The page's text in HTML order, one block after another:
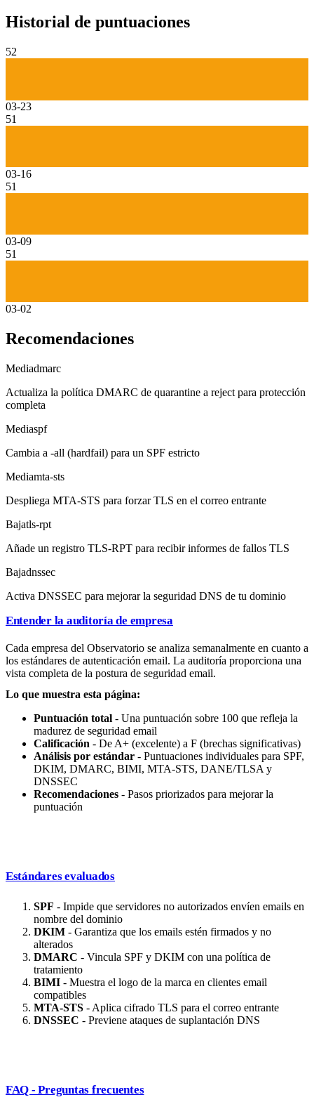
Historial de puntuaciones
52
03-23
51
03-16
51
03-09
51
03-02
Recomendaciones
Mediadmarc
Actualiza la política DMARC de quarantine a reject para protección
completa
Mediaspf
Cambia a -all (hardfail) para un SPF estricto
Mediamta-sts
Despliega MTA-STS para forzar TLS en el correo entrante
Bajatls-rpt
Añade un registro TLS-RPT para recibir informes de fallos TLS
Bajadnssec
Activa DNSSEC para mejorar la seguridad DNS de tu dominio
Entender la auditoría de empresa
Cada empresa del Observatorio se analiza semanalmente en cuanto a
los estándares de autenticación email. La auditoría proporciona una
vista completa de la postura de seguridad email.
Lo que muestra esta página:
Puntuación total - Una puntuación sobre 100 que refleja la
madurez de seguridad email
Calificación - De A+ (excelente) a F (brechas significativas)
Análisis por estándar - Puntuaciones individuales para SPF,
DKIM, DMARC, BIMI, MTA-STS, DANE/TLSA y
DNSSEC
Recomendaciones - Pasos priorizados para mejorar la
puntuación
Estándares evaluados
SPF - Impide que servidores no autorizados envíen emails en
nombre del dominio
DKIM - Garantiza que los emails estén firmados y no
alterados
DMARC - Vincula SPF y DKIM con una política de
tratamiento
BIMI - Muestra el logo de la marca en clientes email
compatibles
MTA-STS - Aplica cifrado TLS para el correo entrante
DNSSEC - Previene ataques de suplantación DNS
FAQ - Preguntas frecuentes